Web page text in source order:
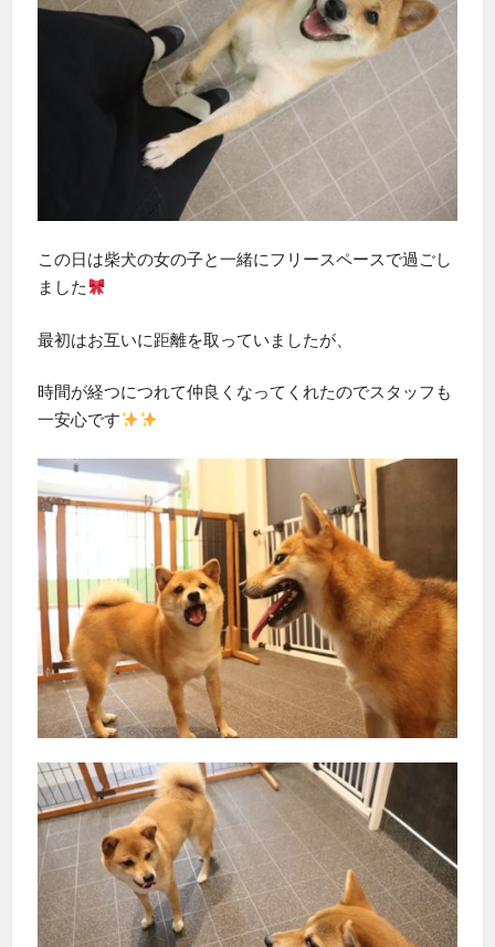
この日は柴犬の女の子と一緒にフリースペースで過ごし
ました
最初はお互いに距離を取っていましたが、
時間が経つにつれて仲良くなってくれたのでスタッフも
一安心です